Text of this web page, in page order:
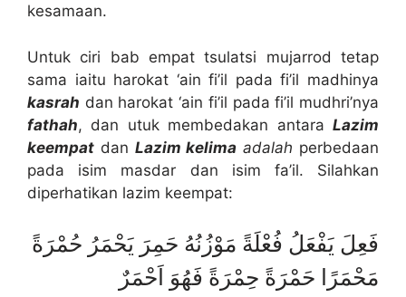
kesamaan.
Untuk ciri bab empat tsulatsi mujarrod tetap
sama iaitu harokat ‘ain fi’il pada fi’il madhinya
kasrah dan harokat ‘ain fi’il pada fi’il mudhri’nya
fathah, dan utuk membedakan antara Lazim
keempat dan Lazim kelima adalah perbedaan
pada isim masdar dan isim fa’il. Silahkan
diperhatikan lazim keempat:
فَعِلَ يَفْعَلُ فُعْلَةً مَوْزُنُهُ حَمِرَ يَحْمَرُ حُمْرَةً
مَحْمَرًا حَمْرَةً حِمْرَةً فَهُوَ اَحْمَرٌ